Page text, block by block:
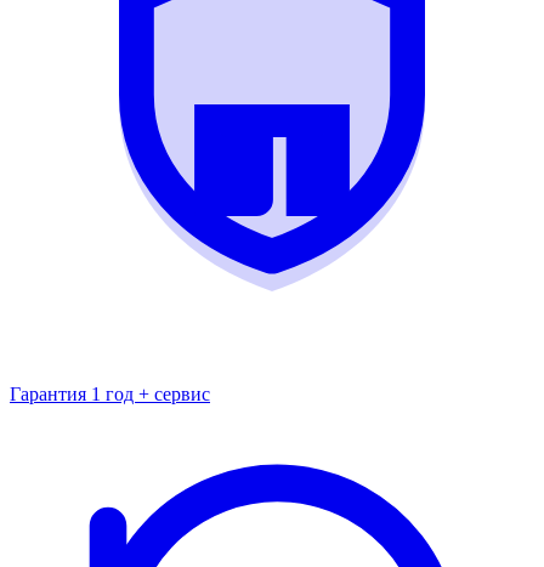
Гарантия 1 год + сервис